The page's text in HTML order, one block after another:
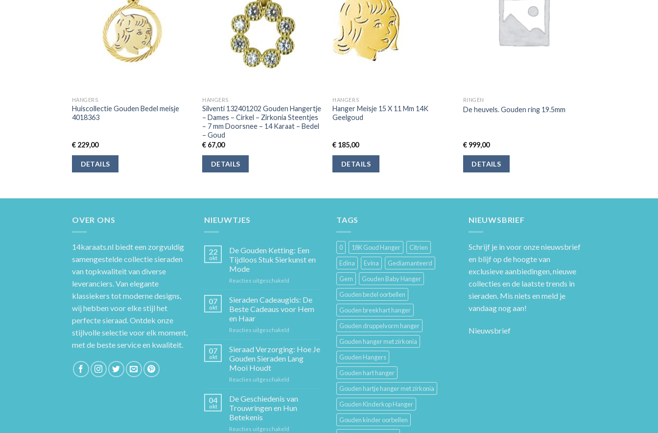
HANGERS
Huiscollectie Gouden Bedel meisje
4018363
€229,00
DETAILS
HANGERS
Silventi 132401202 Gouden Hangertje
– Dames – Cirkel – Zirkonia Steentjes
– 7 mm Doorsnee – 14 Karaat – Bedel
– Goud
€ 67,00
DETAILS
HANGERS
Hanger Meisje 15 X 11 Mm 14K
Geelgoud
€ 185,00
DETAILS
RINGEN
De heuvels. Gouden ring 19.5mm
€999,00
DETAILS
OVER ONS
14karaats.nl biedt een zorgvuldig
samengestelde collectie sieraden
van topkwaliteit van diverse
leveranciers. Van elegante
klassiekers tot moderne designs,
wij hebben voor elke stijl het
perfecte sieraad. Ontdek onze
stijlvolle selectie voor elk moment,
met de beste service en kwaliteit.
NIEUWTJES
22
okt
De Gouden Ketting: Een
Tijdloos Stuk Sierkunst en
Mode
Reacties uitgeschakeld
Gouden
Ketting:
Een
Mode
07
okt
Sieraden Cadeaugids: De
Beste Cadeaus voor Hem
en Haar
Reacties uitgeschakeld
Cadeaugids:
De
Beste
07
okt
Sieraad Verzorging: Hoe Je
Gouden Sieraden Lang
Mooi Houdt
Reacties uitgeschakeld
Hoe
Je
04
okt
De Geschiedenis van
Trouwringen en Hun
Betekenis
Reacties uitgeschakeld
TAGS
0 18K Goud Hanger
Citrien
Edina
Evina
Gediamanteerd
Gem
Gouden Baby Hanger
Gouden bedel oorbellen
Gouden breekhart hanger
Gouden druppelvorm hanger
Gouden hanger met zirkonia
Gouden Hangers
Gouden hart hanger
Gouden hartje hanger met zirkonia
Gouden Kinderkop Hanger
Gouden kinder oorbellen
NIEUWSBRIEF
Schrijf je in voor onze nieuwsbrief
en blijf op de hoogte van
exclusieve aanbiedingen, nieuwe
collecties en de laatste trends in
sieraden. Mis niets en meld je
vandaag nog aan!
Nieuwsbrief